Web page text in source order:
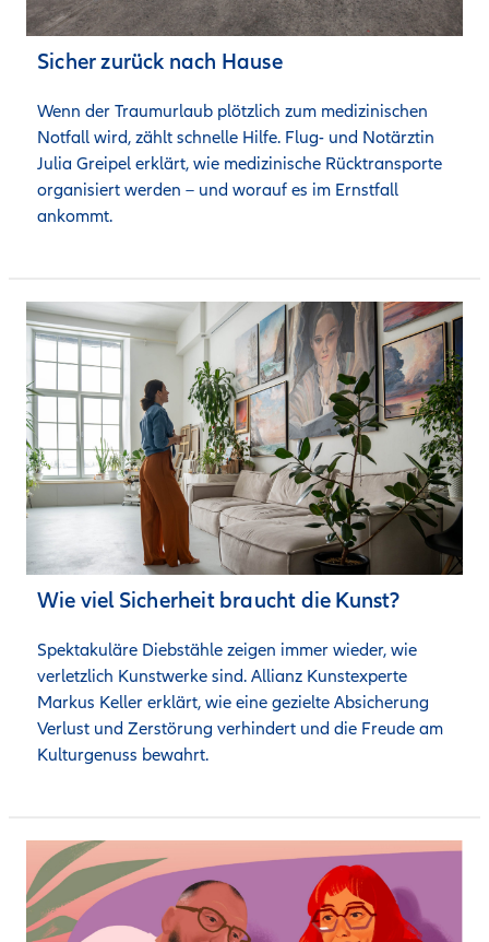
Sicher zurück nach Hause
Wenn der Traumurlaub plötzlich zum medizinischen
Notfall wird, zählt schnelle Hilfe. Flug- und Notärztin
Julia Greipel erklärt, wie medizinische Rücktransporte
organisiert werden – und worauf es im Ernstfall
ankommt.
Wie viel Sicherheit braucht die Kunst?
Spektakuläre Diebstähle zeigen immer wieder, wie
verletzlich Kunstwerke sind. Allianz Kunstexperte
Markus Keller erklärt, wie eine gezielte Absicherung
Verlust und Zerstörung verhindert und die Freude am
Kulturgenuss bewahrt.